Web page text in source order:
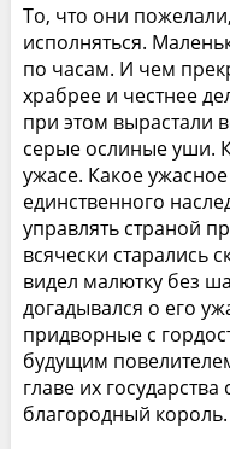
То, что они
исполняться.
по часам. И чем
храбрее и честнее
при этом вырастали
серые ослиные уши.
ужасе. Какое
единственного
управлять страной
всячески старались
видел малютку без
догадывался о его
придворные с
будущим
главе их
благородный король.